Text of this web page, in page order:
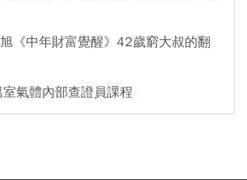
《中年財富覺醒》42歲窮大叔的翻
氣體內部查證員課程